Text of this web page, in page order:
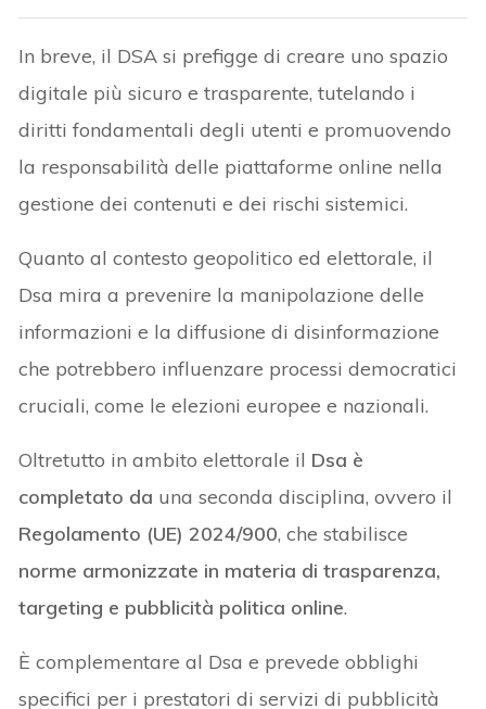
In breve, il DSA si prefigge di creare uno spazio
digitale più sicuro e trasparente, tutelando i
diritti fondamentali degli utenti e promuovendo
la responsabilità delle piattaforme online nella
gestione dei contenuti e dei rischi sistemici.
Quanto al contesto geopolitico ed elettorale, il
Dsa mira a prevenire la manipolazione delle
informazioni e la diffusione di disinformazione
che potrebbero influenzare processi democratici
cruciali, come le elezioni europee e nazionali.
Oltretutto in ambito elettorale il Dsa è
completato da una seconda disciplina, ovvero il
Regolamento (UE) 2024/900, che stabilisce
norme armonizzate in materia di trasparenza,
targeting e pubblicità politica online.
È complementare al Dsa e prevede obblighi
specifici per i prestatori di servizi di pubblicità